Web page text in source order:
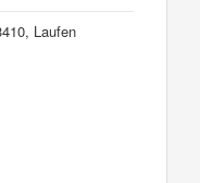
Laufen